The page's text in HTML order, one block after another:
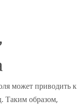
может приводить к
Таким образом,